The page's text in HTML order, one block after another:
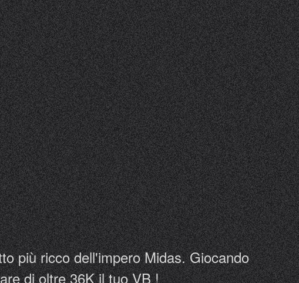
più ricco dell'impero Midas. Giocando
di oltre 36K il tuo VB !